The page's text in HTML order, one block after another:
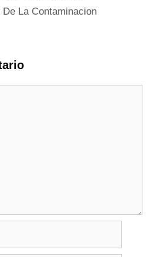
La Contaminacion